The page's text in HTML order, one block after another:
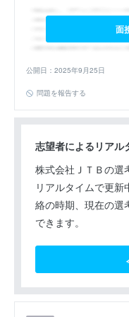
面
公開日：2025年9月25日
問題を報告する
志望者によるリアル
株式会社ＪＴＢの選
リアルタイムで更
絡の時期、現在の選
できます。